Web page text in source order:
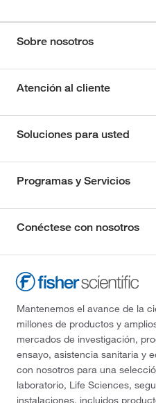
Sobre nosotros
Atención al cliente
Soluciones para usted
Programas y Servicios
Conéctese con nosotros
Mantenemos el avance de la
millones de productos y
mercados de investigación,
ensayo, asistencia sanitaria y
con nosotros para una
laboratorio, Life Sciences,
instalaciones, incluidos